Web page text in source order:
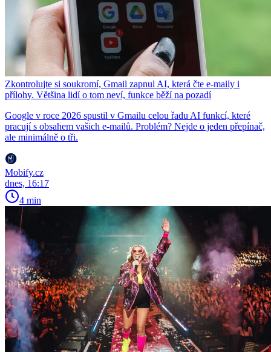
Zkontrolujte si soukromí, Gmail zapnul AI, která čte e-maily i
přílohy. Většina lidí o tom neví, funkce běží na pozadí
Google v roce 2026 spustil v Gmailu celou řadu AI funkcí, které
pracují s obsahem vašich e-mailů. Problém? Nejde o jeden přepínač,
ale minimálně o tři.
Mobify.cz
dnes, 16:17
4 min